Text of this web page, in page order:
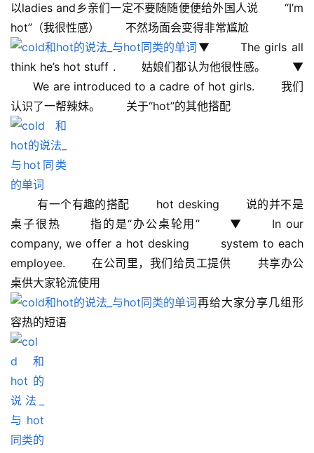
以ladies and乡亲们一定不要随随便便给外国人说 　　“I’m
hot”（我很性感） 　　不然场面会变得非常尴尬
▼ 　　The girls all
think he’s hot stuff . 　　姑娘们都认为他很性感。 　　▼
We are introduced to a cadre of hot girls. 　　我们
认识了一帮辣妹。 　　关于“hot”的其他搭配
桌子很热 　　指的是“办公桌轮用” 　　▼ 　　In our
company, we offer a hot desking  　　system to each
employee. 　　在公司里，我们给员工提供 　　共享办公
桌供大家轮流使用
再给大家分享几组形
容热的短语